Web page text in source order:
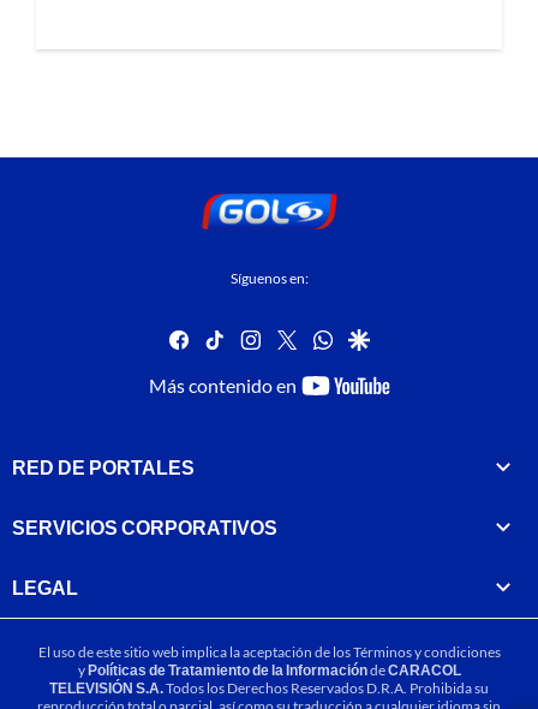
Síguenos en:
facebook
tiktok instagram
twitterwhatsapp
google
Más contenido en
youtube-
RED DE PORTALES
SERVICIOS CORPORATIVOS
LEGAL
El uso de este sitio web implica la aceptación de losTérminos y condiciones
yPolíticas de Tratamiento de la InformacióndeCARACOL
TELEVISIÓN S.A.Todos los Derechos Reservados D.R.A. Prohibida su